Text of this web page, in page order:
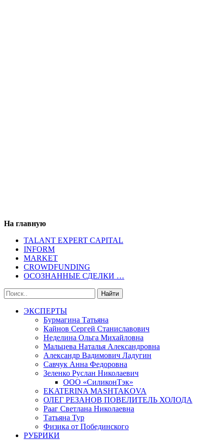
На главную
TALANT EXPERT CAPITAL
INFORM
MARKET
CROWDFUNDING
ОСОЗНАННЫЕ СДЕЛКИ …
ЭКСПЕРТЫ
Бурмагина Татьяна
Кайнов Сергей Станиславович
Неделина Ольга Михайловна
Мальцева Наталья Александровна
Александр Вадимович Ладугин
Савчук Анна Федоровна
Зеленко Руслан Николаевич
ООО «СиликонТэк»
EKATERINA MASHTAKOVA
ОЛЕГ РЕЗАНОВ ПОВЕЛИТЕЛЬ ХОЛОДА
Рааг Светлана Николаевна
Татьяна Тур
Физика от Побединского
РУБРИКИ